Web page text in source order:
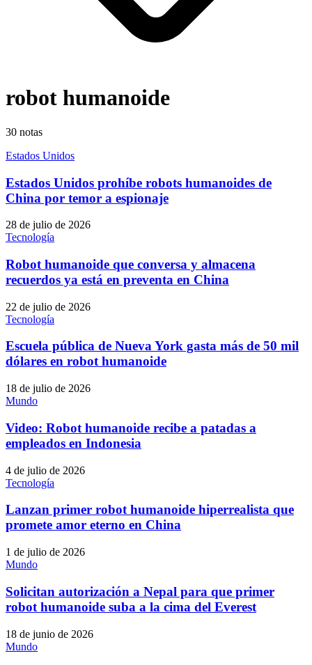
robot humanoide
30 notas
Estados Unidos
Estados Unidos prohíbe robots humanoides de
China por temor a espionaje
28 de julio de 2026
Tecnología
Robot humanoide que conversa y almacena
recuerdos ya está en preventa en China
22 de julio de 2026
Tecnología
Escuela pública de Nueva York gasta más de 50 mil
dólares en robot humanoide
18 de julio de 2026
Mundo
Video: Robot humanoide recibe a patadas a
empleados en Indonesia
4 de julio de 2026
Tecnología
Lanzan primer robot humanoide hiperrealista que
promete amor eterno en China
1 de julio de 2026
Mundo
Solicitan autorización a Nepal para que primer
robot humanoide suba a la cima del Everest
18 de junio de 2026
Mundo